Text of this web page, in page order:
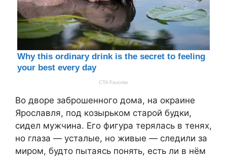
Во дворе заброшенного дома, на окраине
Ярославля, под козырьком старой будки,
сидел мужчина. Его фигура терялась в тенях,
но глаза — усталые, но живые — следили за
миром, будто пытаясь понять, есть ли в нём